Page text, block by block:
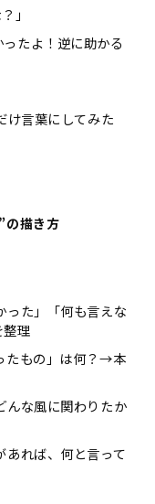
」
たよ！逆に助かる
け言葉にしてみた
の描き方
た」「何も言えな
理
たもの」は何？→本
な風に関わりたか
れば、何と言って